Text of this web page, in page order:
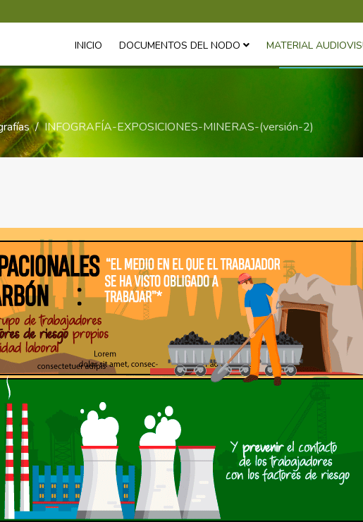
INICIO DOCUMENTOS DEL NODO MATERIAL
INFOGRAFÍA-EXPOSICIONES-MINERAS-(versión-2)